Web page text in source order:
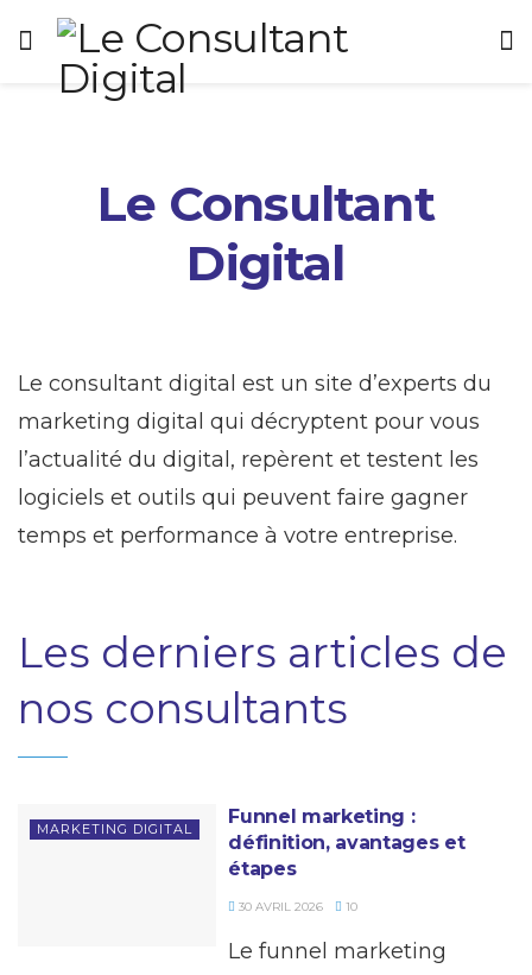
Le Consultant
Digital
Le consultant digital est un site d’experts du
marketing digital qui décryptent pour vous
l’actualité du digital, repèrent et testent les
logiciels et outils qui peuvent faire gagner
temps et performance à votre entreprise.
Les derniers articles de
nos consultants
MARKETING DIGITAL
Funnel marketing :
définition, avantages et
étapes
30 AVRIL 2026 10
Le funnel marketing